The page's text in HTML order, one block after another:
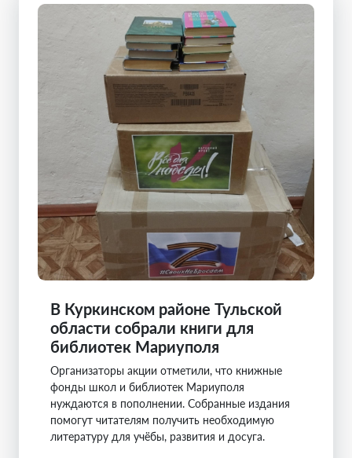
В Куркинском районе Тульской
области собрали книги для
библиотек Мариуполя
Организаторы акции отметили, что книжные
фонды школ и библиотек Мариуполя
нуждаются в пополнении. Собранные издания
помогут читателям получить необходимую
литературу для учёбы, развития и досуга.